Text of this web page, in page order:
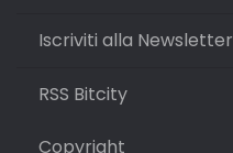
Iscriviti alla Newsletter
RSS Bitcity
Copyright